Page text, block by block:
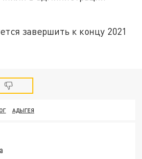
завершить к концу 2021
АДЫГЕЯ